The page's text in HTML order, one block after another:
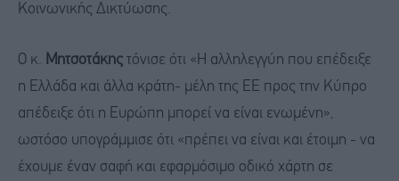
Κοινωνικής Δικτύωσης.
Ο κ. Μητσοτάκης τόνισε ότι «Η αλληλεγγύη που επέδειξε
η Ελλάδα και άλλα κράτη- μέλη της ΕΕ προς την Κύπρο
απέδειξε ότι η Ευρώπη μπορεί να είναι ενωμένη»,
ωστόσο υπογράμμισε ότι «πρέπει να είναι και έτοιμη - να
έχουμε έναν σαφή και εφαρμόσιμο οδικό χάρτη σε